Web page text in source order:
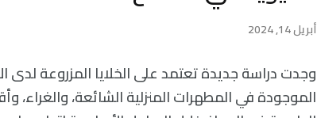
أبريل 14, 2024
وجدت دراسة جديدة تعتمد على الخلايا المزروعة لدى
الموجودة في المطهرات المنزلية الشائعة، والغراء،